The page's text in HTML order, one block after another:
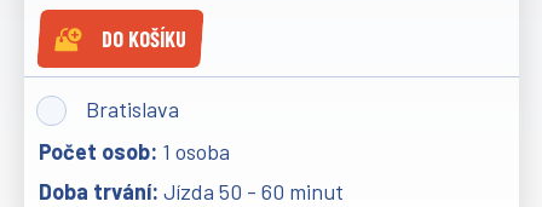
DO KOŠÍKU
Bratislava
1 osoba
Jízda 50 - 60 minut